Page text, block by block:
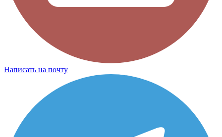
Написать на почту